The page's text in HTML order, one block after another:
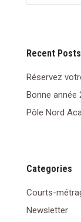
Recent Posts
Réservez
Bonne année
Pôle Nord
Categories
Courts-
Newsletter